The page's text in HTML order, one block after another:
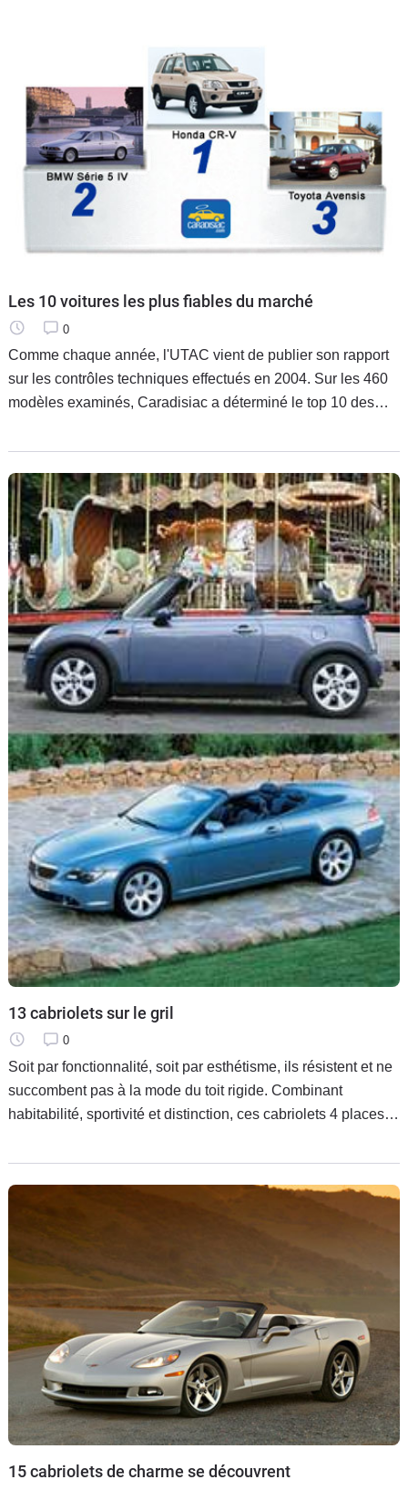
Les 10 voitures les plus fiables du marché
0
Comme chaque année, l'UTAC vient de publier son rapport
sur les contrôles techniques effectués en 2004. Sur les 460
modèles examinés, Caradisiac a déterminé le top 10 des
13 cabriolets sur le gril
0
Soit par fonctionnalité, soit par esthétisme, ils résistent et ne
succombent pas à la mode du toit rigide. Combinant
habitabilité, sportivité et distinction, ces cabriolets 4 places à
15 cabriolets de charme se découvrent